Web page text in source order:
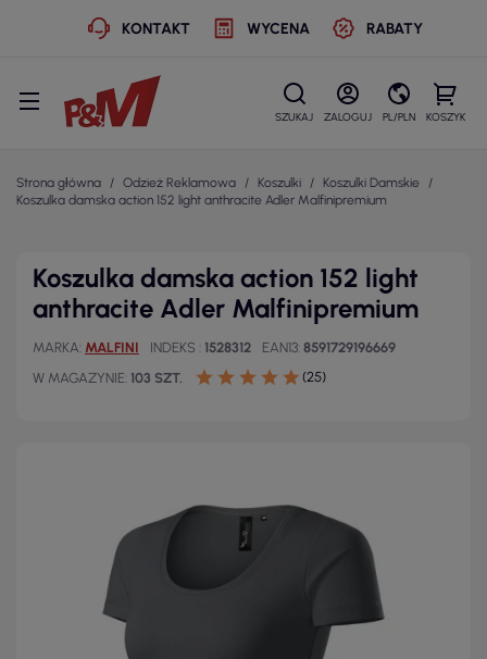
KONTAKT WYCENA RABATY
SZUKAJ ZALOGUJ PL/PLN KOSZYK
Strona główna Odzież Reklamowa Koszulki
Koszulki Damskie
Koszulka damska action 152 light anthracite Adler Malfinipremium
Koszulka damska action 152 light
anthracite Adler Malfinipremium
MARKA MALFINI INDEKS 1528312 EAN13 8591729196669
W MAGAZYNIE 103 SZT. (25)